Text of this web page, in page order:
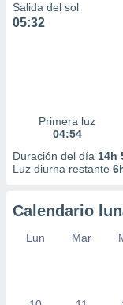
Salida del sol
05:32
Primera luz
04:54
Duración del día 14h
Luz diurna restante
Calendario
Lun Mar